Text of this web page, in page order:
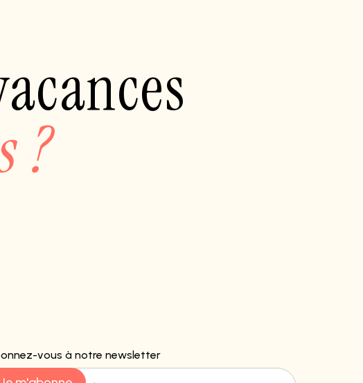
?
vous à notre newsletter